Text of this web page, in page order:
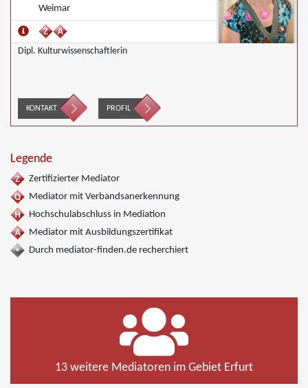
Weimar
Dipl. Kulturwissenschaftlerin
KONTAKT PROFIL
Legende
Zertifizierter Mediator
Mediator mit Verbandsanerkennung
Hochschulabschluss in Mediation
Mediator mit Ausbildungszertifikat
Durch mediator-finden.de recherchiert
13 weitere Mediatoren im Gebiet Erfurt